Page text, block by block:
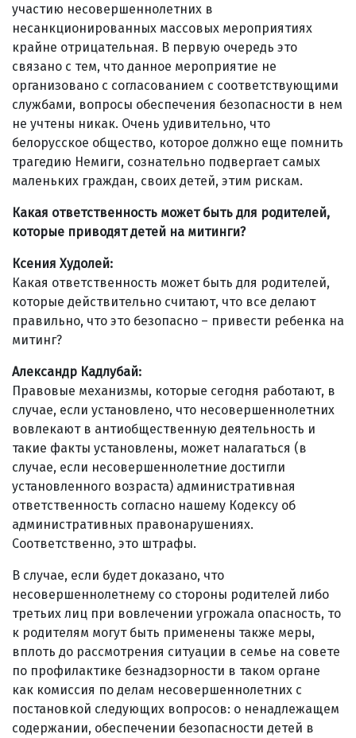
участию несовершеннолетних в
несанкционированных массовых мероприятиях
крайне отрицательная. В первую очередь это
связано с тем, что данное мероприятие не
организовано с согласованием с соответствующими
службами, вопросы обеспечения безопасности в нем
не учтены никак. Очень удивительно, что
белорусское общество, которое должно еще помнить
трагедию Немиги, сознательно подвергает самых
маленьких граждан, своих детей, этим рискам.
Какая ответственность может быть для родителей,
которые приводят детей на митинги?
Ксения Худолей:
Какая ответственность может быть для родителей,
которые действительно считают, что все делают
правильно, что это безопасно – привести ребенка на
митинг?
Александр Кадлубай:
Правовые механизмы, которые сегодня работают, в
случае, если установлено, что несовершеннолетних
вовлекают в антиобщественную деятельность и
такие факты установлены, может налагаться (в
случае, если несовершеннолетние достигли
установленного возраста) административная
ответственность согласно нашему Кодексу об
административных правонарушениях.
Соответственно, это штрафы.
В случае, если будет доказано, что
несовершеннолетнему со стороны родителей либо
третьих лиц при вовлечении угрожала опасность, то
к родителям могут быть применены также меры,
вплоть до рассмотрения ситуации в семье на совете
по профилактике безнадзорности в таком органе
как комиссия по делам несовершеннолетних с
постановкой следующих вопросов: о ненадлежащем
содержании, обеспечении безопасности детей в